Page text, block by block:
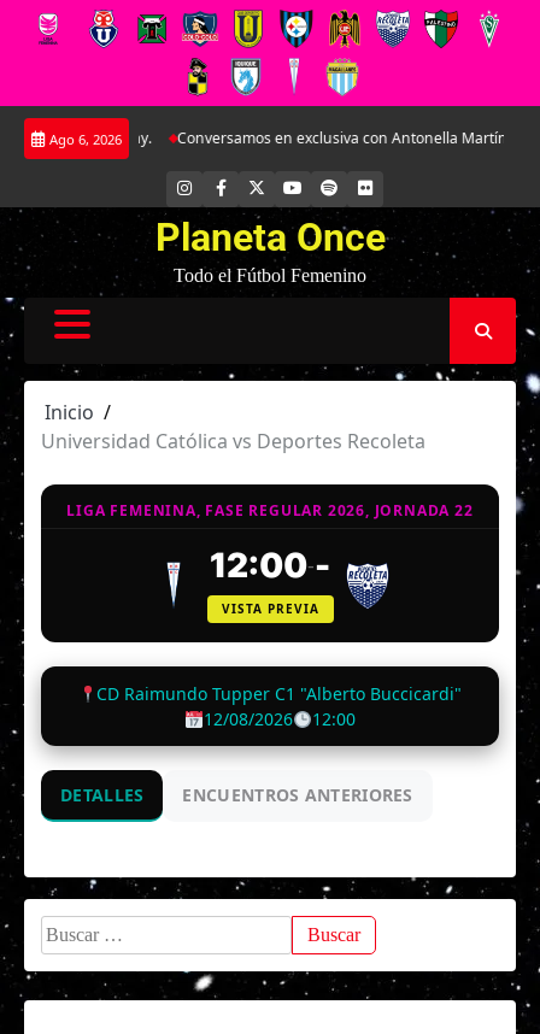
Saltar
Ago 6, 2026
José Sulantay. Conversamos en exclusiva con Antonella Martínez: La
INSTAGRAM
FACEBOOK YOUTUBE
SPOTIFYFLICKR
Planeta Once
Todo el Fútbol Femenino
Inicio
Universidad Católica vs Deportes Recoleta
LIGA FEMENINA, FASE REGULAR 2026, JORNADA 22
12:00--
VISTA PREVIA
CD Raimundo Tupper C1 "Alberto Buccicardi"
12/08/2026
12:00
DETALLES ENCUENTROS ANTERIORES
Buscar: